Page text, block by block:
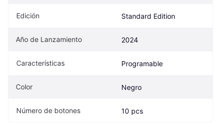
Edición Standard Edition
Año de Lanzamiento 2024
Características Programable
Color Negro
Número de botones 10 pcs